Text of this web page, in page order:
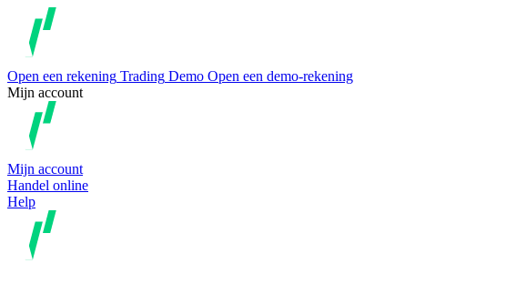
Open een rekening Trading Demo Open een demo-rekening
Mijn account
Mijn account
Handel online
Help